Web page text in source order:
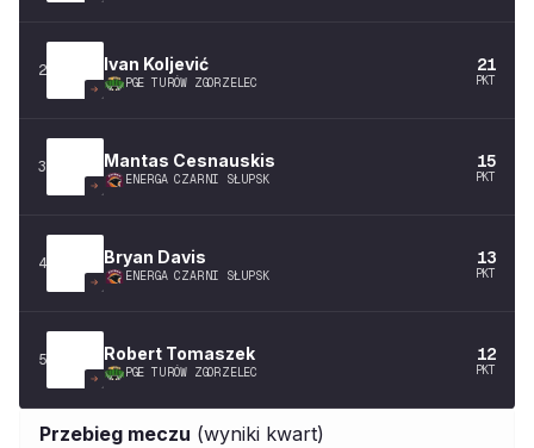
2 Ivan Koljević
PGE TURÓW ZGORZELEC
21
PKT
3 Mantas Cesnauskis
ENERGA CZARNI SŁUPSK
15
PKT
4 Bryan Davis
ENERGA CZARNI SŁUPSK
13
PKT
5 Robert Tomaszek
PGE TURÓW ZGORZELEC
12
PKT
Przebieg meczu (wyniki kwart)